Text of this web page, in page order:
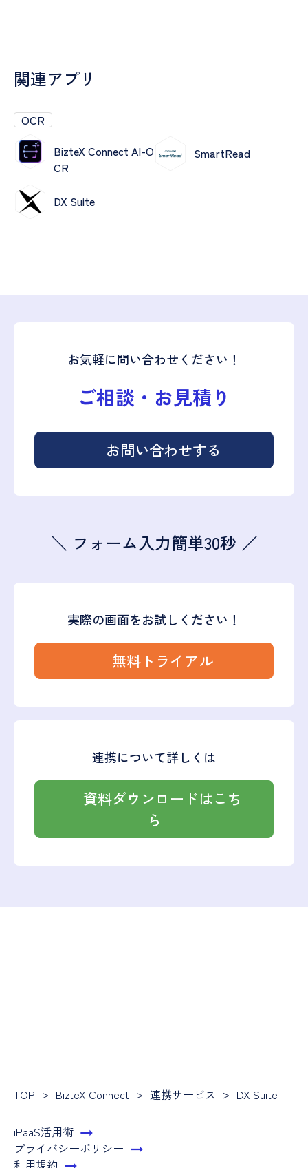
関連アプリ
OCR
BizteX Connect AI-O
CR
SmartRead
DX Suite
お気軽に問い合わせください！
ご相談・お見積り
お問い合わせする
＼ フォーム入力簡単30秒 ／
実際の画面をお試しください！
無料トライアル
連携について詳しくは
資料ダウンロードはこち
ら
TOP BizteX Connect 連携サービス DX Suite
iPaaS活用術
プライバシーポリシー
利用規約